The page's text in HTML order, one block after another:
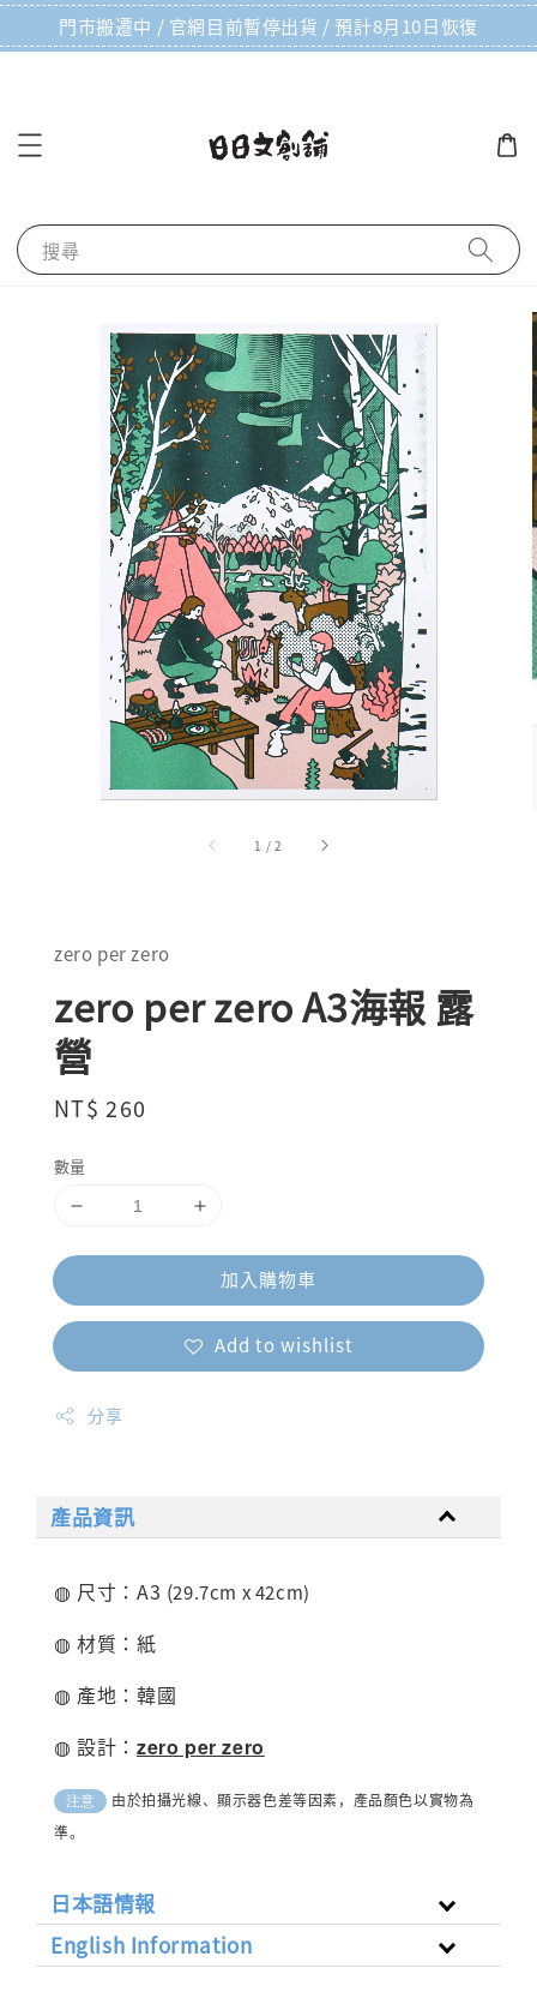
門市搬遷中 / 官網目前暫停出貨 / 預計8月10日恢復
搜尋
1 /2
zero per zero
zero per zero A3海報 露
營
Regular
NT$ 260
數量
加入購物車
Add to wishlist
分享
產品資訊
◍ 尺寸：A3 (29.7cm x 42cm)
◍ 材質：紙
◍ 產地：韓國
◍ 設計： zero per zero
注意
由於拍攝光線、顯示器色差等因素，產品顏色以實物為
準。
日本語情報
English Information